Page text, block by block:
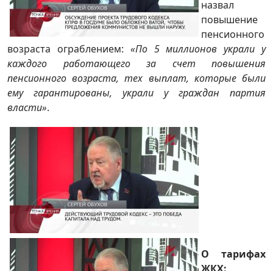
назвал
повышение
пенсионного
возраста ограблением: «По 5 миллионов украли у
каждого работающего за счет повышения
пенсионного возраста, тех выплат, которые были
ему гарантированы, украли у граждан партия
власти».
О тарифах